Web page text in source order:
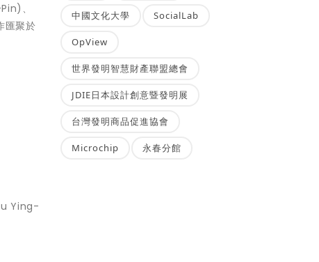
、
聚於
Ying-
中國文化大學 SocialLab
OpView
世界發明智慧財產聯盟總會
JDIE日本設計創意暨發明展
台灣發明商品促進協會
Microchip 永春分館